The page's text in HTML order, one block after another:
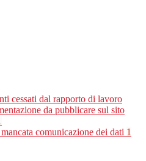
cessati dal rapporto di lavoro
da pubblicare sul sito
comunicazione dei dati 1